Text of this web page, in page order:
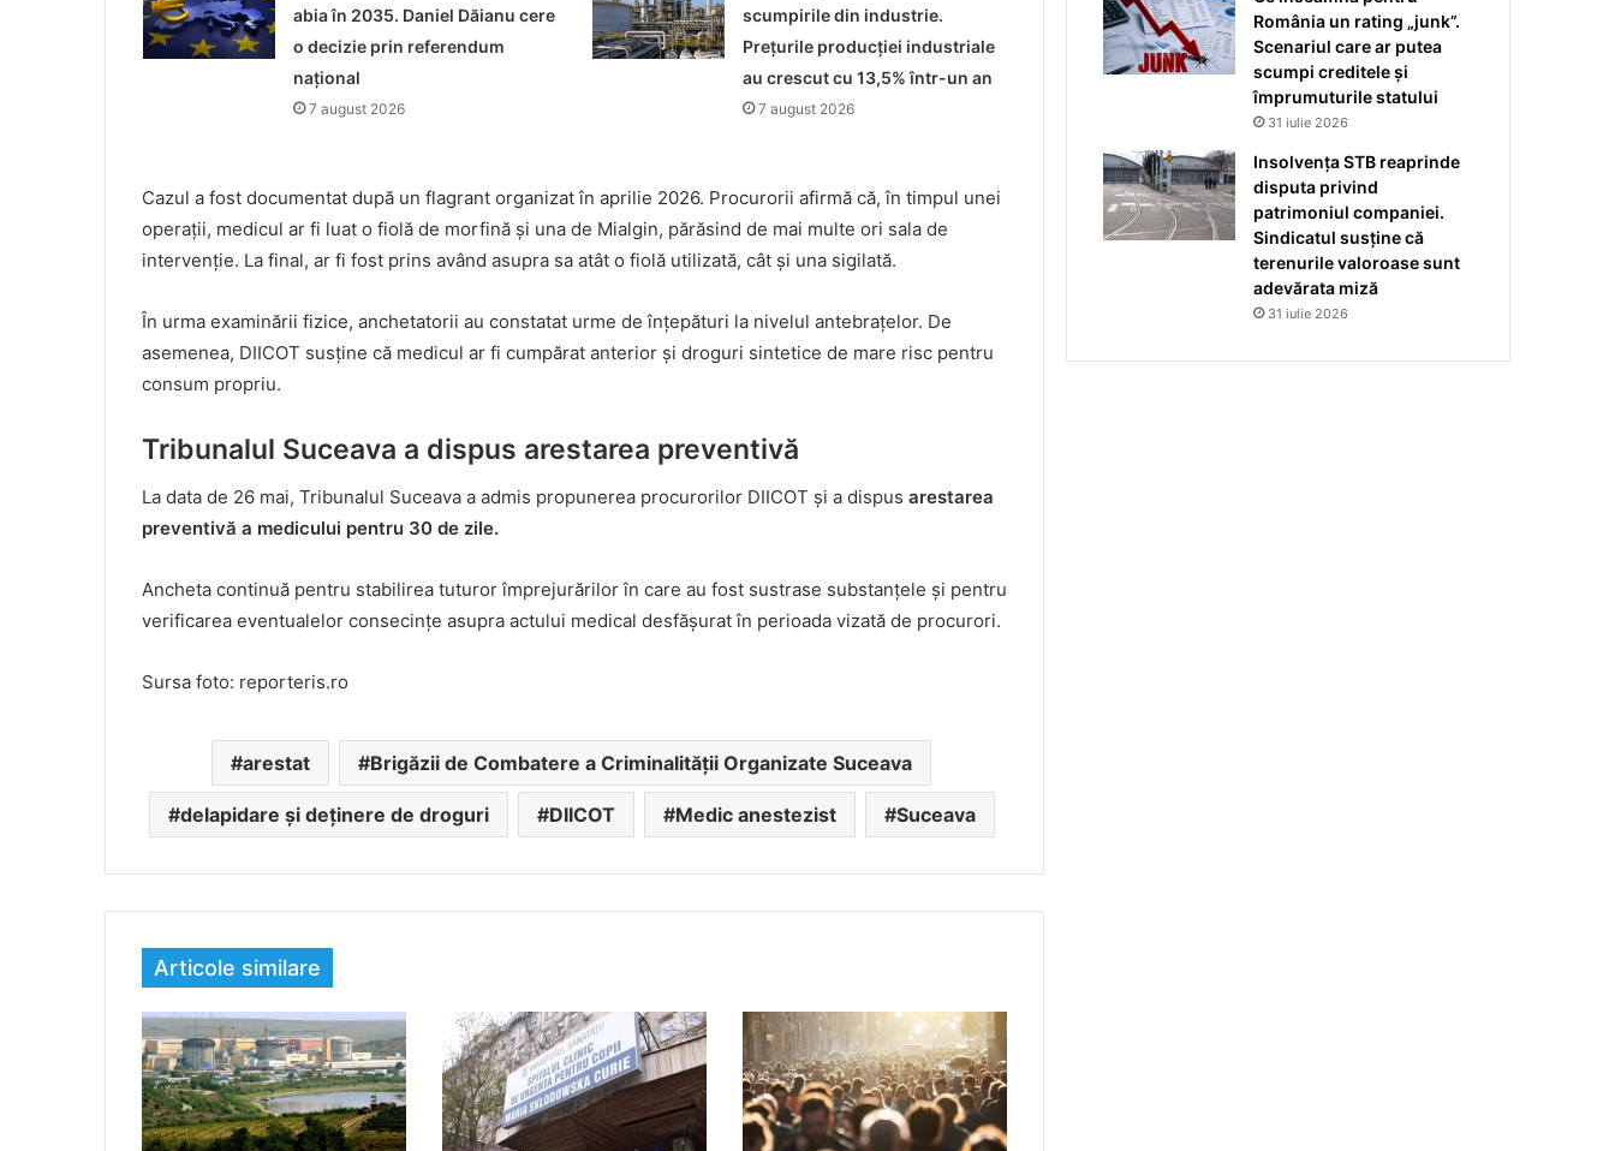
abia în 2035. Daniel Dăianu cere
o decizie prin referendum
național
7 august 2026
scumpirile din industrie.
Prețurile producției industriale
au crescut cu 13,5% într-un an
7 august 2026
Cazul a fost documentat după un flagrant organizat în aprilie 2026. Procurorii afirmă că, în timpul unei
operații, medicul ar fi luat o fiolă de morfină și una de Mialgin, părăsind de mai multe ori sala de
intervenție. La final, ar fi fost prins având asupra sa atât o fiolă utilizată, cât și una sigilată.
În urma examinării fizice, anchetatorii au constatat urme de înțepături la nivelul antebrațelor. De
asemenea, DIICOT susține că medicul ar fi cumpărat anterior și droguri sintetice de mare risc pentru
consum propriu.
Tribunalul Suceava a dispus arestarea preventivă
La data de 26 mai, Tribunalul Suceava a admis propunerea procurorilor DIICOT și a dispus arestarea
preventivă a medicului pentru 30 de zile.
Ancheta continuă pentru stabilirea tuturor împrejurărilor în care au fost sustrase substanțele și pentru
verificarea eventualelor consecințe asupra actului medical desfășurat în perioada vizată de procurori.
Sursa foto: reporteris.ro
arestat Brigăzii de Combatere a Criminalității Organizate Suceava
delapidare și deținere de droguri DIICOT Medic anestezist Suceava
Articole similare
România un rating „junk”.
Scenariul care ar putea
scumpi creditele și
împrumuturile statului
31 iulie 2026
Insolvența STB reaprinde
disputa privind
patrimoniul companiei.
Sindicatul susține că
terenurile valoroase sunt
adevărata miză
31 iulie 2026